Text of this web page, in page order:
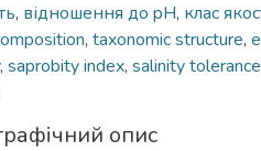
, відношення до pH, клас
, taxonomic structure,
, saprobity index, salinity tolerance
опис